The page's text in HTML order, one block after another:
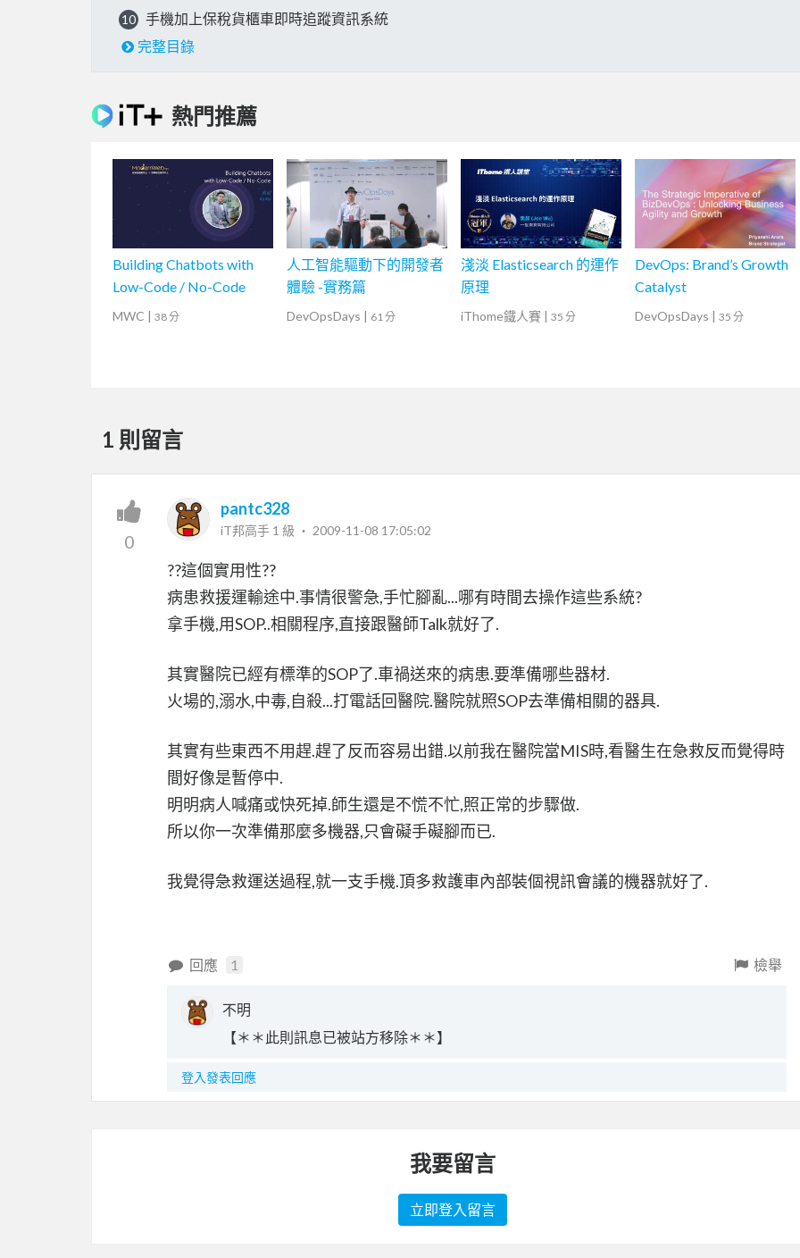
10
手機加上保稅貨櫃車即時追蹤資訊系統
完整目錄
熱門推薦
Building Chatbots with
Low-Code / No-Code
MWC | 38 分
人工智能驅動下的開發者
體驗 -實務篇
DevOpsDays | 61 分
淺淡 Elasticsearch 的運作
原理
iThome鐵人賽 | 35 分
DevOps: Brand’s Growth
Catalyst
DevOpsDays | 35 分
1 則留言
0
pantc328
iT邦高手 1 級 ‧ 2009-11-08 17:05:02
??這個實用性??
病患救援運輸途中.事情很警急,手忙腳亂...哪有時間去操作這些系統?
拿手機,用SOP..相關程序,直接跟醫師Talk就好了.
其實醫院已經有標準的SOP了.車禍送來的病患.要準備哪些器材.
火場的,溺水,中毒,自殺...打電話回醫院.醫院就照SOP去準備相關的器具.
其實有些東西不用趕.趕了反而容易出錯.以前我在醫院當MIS時,看醫生在急救反而覺得時
間好像是暫停中.
明明病人喊痛或快死掉.師生還是不慌不忙,照正常的步驟做.
所以你一次準備那麼多機器,只會礙手礙腳而已.
我覺得急救運送過程,就一支手機.頂多救護車內部裝個視訊會議的機器就好了.
回應 1 檢舉
不明
【＊＊此則訊息已被站方移除＊＊】
登入發表回應
我要留言
立即登入留言